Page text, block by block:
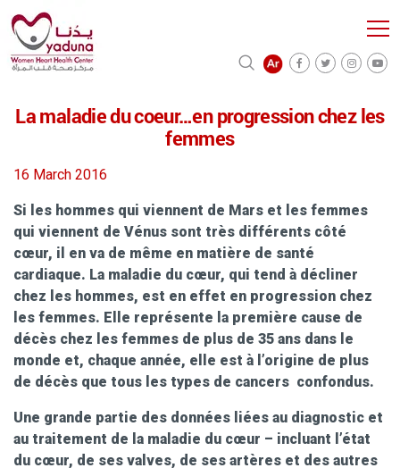
La maladie du coeur…en progression chez les
femmes
16 March 2016
Si les hommes qui viennent de Mars et les femmes
qui viennent de Vénus sont très différents côté
cœur, il en va de même en matière de santé
cardiaque. La maladie du cœur, qui tend à décliner
chez les hommes, est en effet en progression chez
les femmes. Elle représente la première cause de
décès chez les femmes de plus de 35 ans dans le
monde et, chaque année, elle est à l’origine de plus
de décès que tous les types de cancers confondus.
Une grande partie des données liées au diagnostic et
au traitement de la maladie du cœur – incluant l’état
du cœur, de ses valves, de ses artères et des autres